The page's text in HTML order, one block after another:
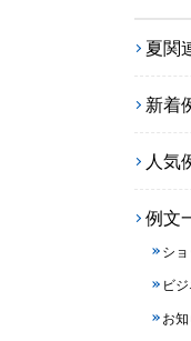
夏関
新着
人気
例文
シ
ビ
お